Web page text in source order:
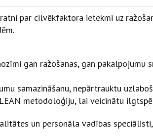
par cilvēkfaktora ietekmi uz
gan ražošanas, gan pakalpojumu
samazināšanu, nepārtrauktu
metodoloģiju, lai veicinātu
un personāla vadības